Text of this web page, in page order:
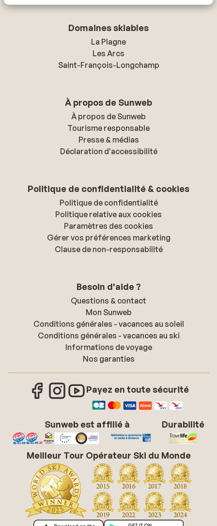
Domaines skiables
La Plagne
Les Arcs
Saint-François-Longchamp
À propos de Sunweb
À propos de Sunweb
Tourisme responsable
Presse & médias
Déclaration d'accessibilité
Politique de confidentialité & cookies
Politique de confidentialité
Politique relative aux cookies
Paramètres des cookies
Gérer vos préférences marketing
Clause de non-responsabilité
Besoin d'aide ?
Questions & contact
Mon Sunweb
Conditions générales - vacances au soleil
Conditions générales - vacances au ski
Informations de voyage
Nos garanties
Payez en toute sécurité
Sunweb est affilié à Durabilité
Meilleur Tour Opérateur Ski du Monde